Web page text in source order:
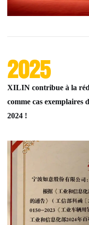
2025
XILIN contribue à la
comme cas
2024 !